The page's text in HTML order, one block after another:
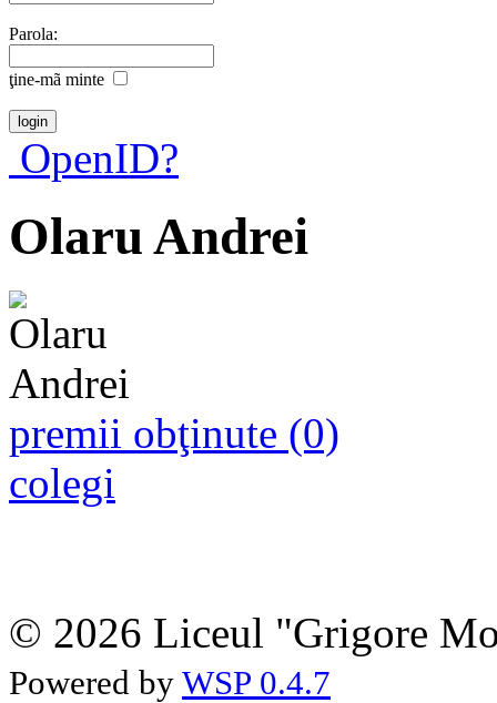
Parola:
ţine-mã minte
OpenID?
Olaru Andrei
premii obţinute (0)
colegi
© 2026 Liceul "Grigore
Powered by WSP 0.4.7